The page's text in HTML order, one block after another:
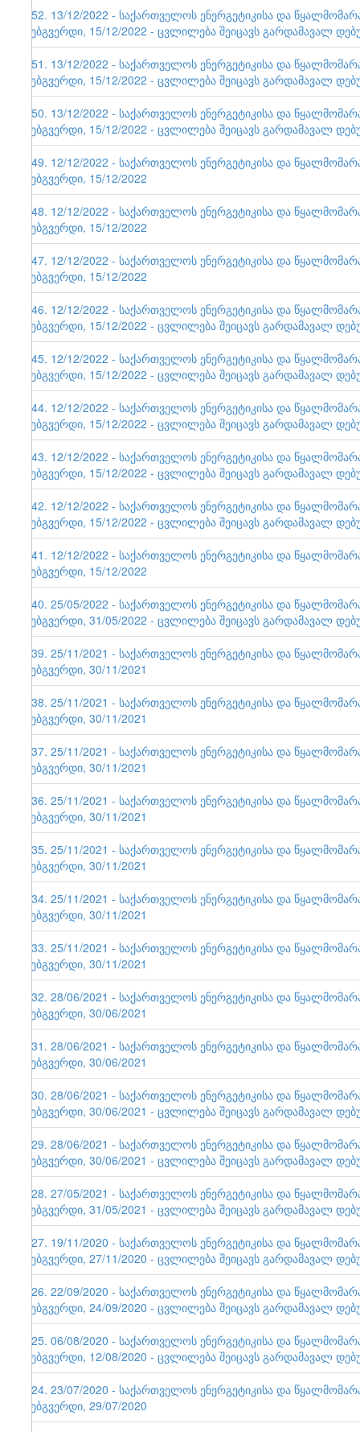
152. 13/12/2022 - საქართველოს ენერგეტიკისა და
ვებგვერდი, 15/12/2022 - ცვლილება შეიცავს გარდამავალ
151. 13/12/2022 - საქართველოს ენერგეტიკისა და
ვებგვერდი, 15/12/2022 - ცვლილება შეიცავს გარდამავალ
150. 13/12/2022 - საქართველოს ენერგეტიკისა და
ვებგვერდი, 15/12/2022 - ცვლილება შეიცავს გარდამავალ
149. 12/12/2022 - საქართველოს ენერგეტიკისა და
ვებგვერდი, 15/12/2022
148. 12/12/2022 - საქართველოს ენერგეტიკისა და
ვებგვერდი, 15/12/2022
147. 12/12/2022 - საქართველოს ენერგეტიკისა და
ვებგვერდი, 15/12/2022
146. 12/12/2022 - საქართველოს ენერგეტიკისა და
ვებგვერდი, 15/12/2022 - ცვლილება შეიცავს გარდამავალ
145. 12/12/2022 - საქართველოს ენერგეტიკისა და
ვებგვერდი, 15/12/2022 - ცვლილება შეიცავს გარდამავალ
144. 12/12/2022 - საქართველოს ენერგეტიკისა და
ვებგვერდი, 15/12/2022 - ცვლილება შეიცავს გარდამავალ
143. 12/12/2022 - საქართველოს ენერგეტიკისა და
ვებგვერდი, 15/12/2022 - ცვლილება შეიცავს გარდამავალ
142. 12/12/2022 - საქართველოს ენერგეტიკისა და
ვებგვერდი, 15/12/2022 - ცვლილება შეიცავს გარდამავალ
141. 12/12/2022 - საქართველოს ენერგეტიკისა და
ვებგვერდი, 15/12/2022
140. 25/05/2022 - საქართველოს ენერგეტიკისა და
ვებგვერდი, 31/05/2022 - ცვლილება შეიცავს გარდამავალ
139. 25/11/2021 - საქართველოს ენერგეტიკისა და
ვებგვერდი, 30/11/2021
138. 25/11/2021 - საქართველოს ენერგეტიკისა და
ვებგვერდი, 30/11/2021
137. 25/11/2021 - საქართველოს ენერგეტიკისა და
ვებგვერდი, 30/11/2021
136. 25/11/2021 - საქართველოს ენერგეტიკისა და
ვებგვერდი, 30/11/2021
135. 25/11/2021 - საქართველოს ენერგეტიკისა და
ვებგვერდი, 30/11/2021
134. 25/11/2021 - საქართველოს ენერგეტიკისა და
ვებგვერდი, 30/11/2021
133. 25/11/2021 - საქართველოს ენერგეტიკისა და
ვებგვერდი, 30/11/2021
132. 28/06/2021 - საქართველოს ენერგეტიკისა და
ვებგვერდი, 30/06/2021
131. 28/06/2021 - საქართველოს ენერგეტიკისა და
ვებგვერდი, 30/06/2021
130. 28/06/2021 - საქართველოს ენერგეტიკისა და
ვებგვერდი, 30/06/2021 - ცვლილება შეიცავს გარდამავალ
129. 28/06/2021 - საქართველოს ენერგეტიკისა და
ვებგვერდი, 30/06/2021 - ცვლილება შეიცავს გარდამავალ
128. 27/05/2021 - საქართველოს ენერგეტიკისა და
ვებგვერდი, 31/05/2021 - ცვლილება შეიცავს გარდამავალ
127. 19/11/2020 - საქართველოს ენერგეტიკისა და
ვებგვერდი, 27/11/2020 - ცვლილება შეიცავს გარდამავალ
126. 22/09/2020 - საქართველოს ენერგეტიკისა და
ვებგვერდი, 24/09/2020 - ცვლილება შეიცავს გარდამავალ
125. 06/08/2020 - საქართველოს ენერგეტიკისა და
ვებგვერდი, 12/08/2020 - ცვლილება შეიცავს გარდამავალ
124. 23/07/2020 - საქართველოს ენერგეტიკისა და
ვებგვერდი, 29/07/2020